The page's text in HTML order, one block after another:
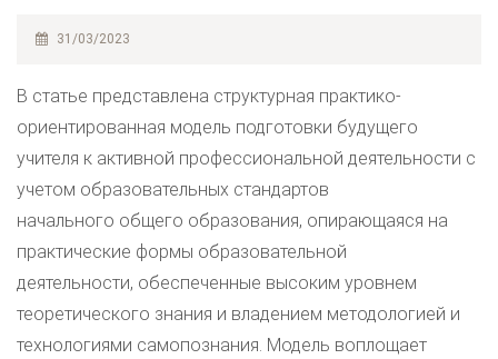
31/03/2023
В статье представлена структурная практико-
ориентированная модель подготовки будущего
учителя к активной профессиональной деятельности с
учетом образовательных стандартов
начального общего образования, опирающаяся на
практические формы образовательной
деятельности, обеспеченные высоким уровнем
теоретического знания и владением методологией и
технологиями самопознания. Модель воплощает